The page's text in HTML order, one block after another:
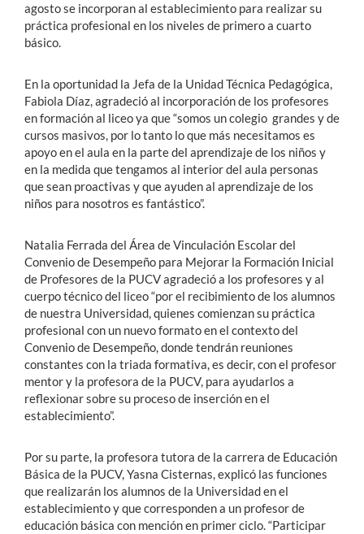
agosto se incorporan al establecimiento para realizar su
práctica profesional en los niveles de primero a cuarto
básico.
En la oportunidad la Jefa de la Unidad Técnica Pedagógica,
Fabiola Díaz, agradeció al incorporación de los profesores
en formación al liceo ya que “somos un colegio grandes y de
cursos masivos, por lo tanto lo que más necesitamos es
apoyo en el aula en la parte del aprendizaje de los niños y
en la medida que tengamos al interior del aula personas
que sean proactivas y que ayuden al aprendizaje de los
niños para nosotros es fantástico”.
Natalia Ferrada del Área de Vinculación Escolar del
Convenio de Desempeño para Mejorar la Formación Inicial
de Profesores de la PUCV agradeció a los profesores y al
cuerpo técnico del liceo “por el recibimiento de los alumnos
de nuestra Universidad, quienes comienzan su práctica
profesional con un nuevo formato en el contexto del
Convenio de Desempeño, donde tendrán reuniones
constantes con la triada formativa, es decir, con el profesor
mentor y la profesora de la PUCV, para ayudarlos a
reflexionar sobre su proceso de inserción en el
establecimiento”.
Por su parte, la profesora tutora de la carrera de Educación
Básica de la PUCV, Yasna Cisternas, explicó las funciones
que realizarán los alumnos de la Universidad en el
establecimiento y que corresponden a un profesor de
educación básica con mención en primer ciclo. “Participar